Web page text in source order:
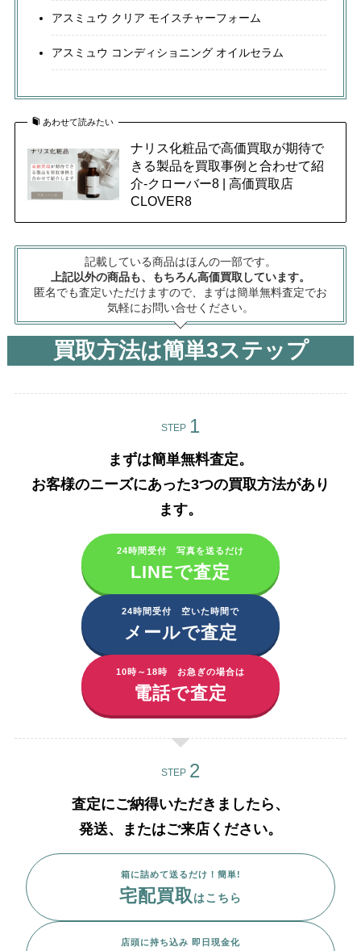
アスミュウ クリア モイスチャーフォーム
アスミュウ コンディショニング オイルセラム
あわせて読みたい
ナリス化粧品で高価買取が期待で
きる製品を買取事例と合わせて紹
介-クローバー8 | 高価買取店
CLOVER8
記載している商品はほんの一部です。
上記以外の商品も、もちろん高価買取しています。
匿名でも査定いただけますので、まずは簡単無料査定でお
気軽にお問い合せください。
買取方法は簡単3ステップ
STEP
まずは簡単無料査定。
お客様のニーズにあった3つの買取方法があり
ます。​
24時間受付 写真を送るだけ
LINEで査定
24時間受付 空いた時間で
メールで査定
10時～18時 お急ぎの場合は
電話で査定
STEP
査定にご納得いただきましたら、
発送、またはご来店ください。
箱に詰めて送るだけ！簡単!
宅配買取 はこちら
店頭に持ち込み 即日現金化